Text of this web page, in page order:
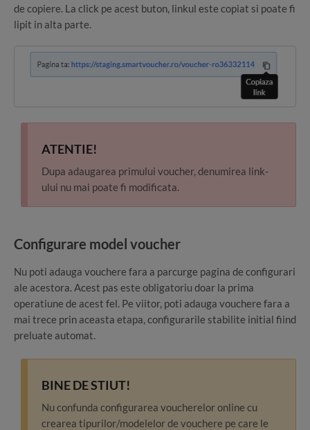
de copiere. La click pe acest buton, linkul este copiat si poate fi
lipit in alta parte.
ATENTIE!
Dupa adaugarea primului voucher, denumirea link-
ului nu mai poate fi modificata.
Configurare model voucher
Nu poti adauga vouchere fara a parcurge pagina de configurari
ale acestora. Acest pas este obligatoriu doar la prima
operatiune de acest fel. Pe viitor, poti adauga vouchere fara a
mai trece prin aceasta etapa, configurarile stabilite initial fiind
preluate automat.
BINE DE STIUT!
Nu confunda configurarea voucherelor online cu
crearea tipurilor/modelelor de vouchere pe care le